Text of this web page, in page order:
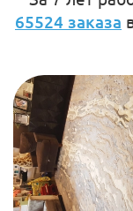
65524 заказа